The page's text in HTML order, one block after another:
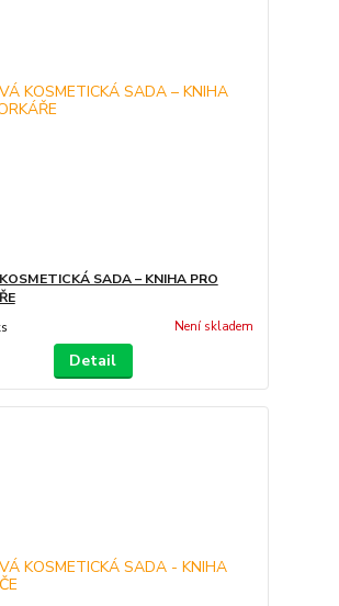
SADA – KNIHA PRO
Není skladem
Detail